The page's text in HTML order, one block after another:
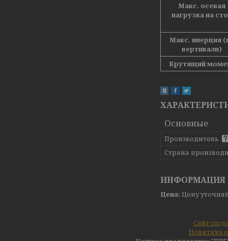
Макс. осевая
нагрузка на
Макс. инерция
вертикали)
Крутящий
Основные
Производитель
Страна
ИНФОРМАЦИЯ
Цена: Цену
Сайт
Политика